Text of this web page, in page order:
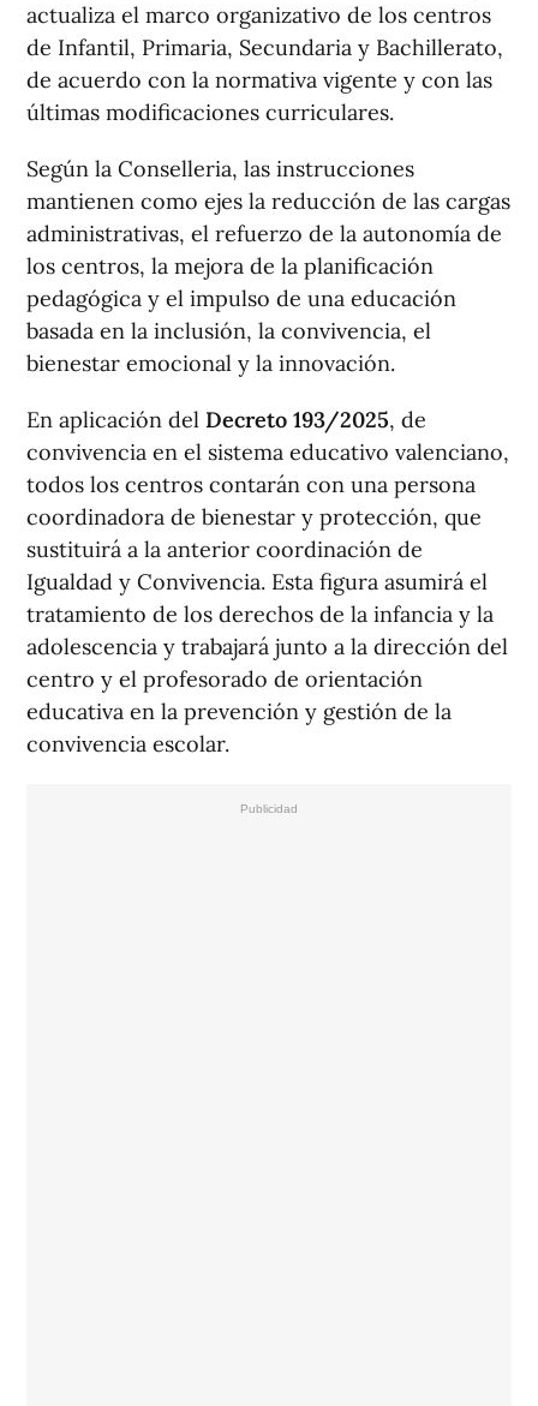
actualiza el marco organizativo de los centros
de Infantil, Primaria, Secundaria y Bachillerato,
de acuerdo con la normativa vigente y con las
últimas modificaciones curriculares.
Según la Conselleria, las instrucciones
mantienen como ejes la reducción de las cargas
administrativas, el refuerzo de la autonomía de
los centros, la mejora de la planificación
pedagógica y el impulso de una educación
basada en la inclusión, la convivencia, el
bienestar emocional y la innovación.
En aplicación del Decreto 193/2025, de
convivencia en el sistema educativo valenciano,
todos los centros contarán con una persona
coordinadora de bienestar y protección, que
sustituirá a la anterior coordinación de
Igualdad y Convivencia. Esta figura asumirá el
tratamiento de los derechos de la infancia y la
adolescencia y trabajará junto a la dirección del
centro y el profesorado de orientación
educativa en la prevención y gestión de la
convivencia escolar.